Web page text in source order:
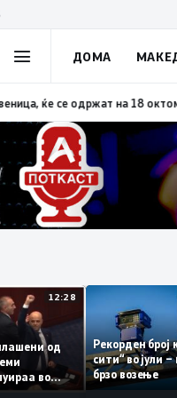
ДОМА
ја потпиша одлуката за
12:28
од
во
Рекорден
сити“ во
брзо